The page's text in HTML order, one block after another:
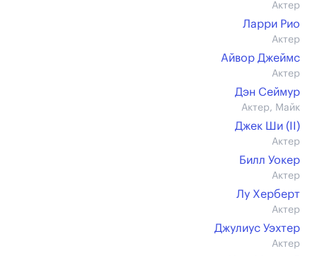
Актер
Ларри Рио
Актер
Айвор Джеймс
Актер
Дэн Сеймур
Актер, Майк
Джек Ши (II)
Актер
Билл Уокер
Актер
Лу Херберт
Актер
Джулиус Уэхтер
Актер